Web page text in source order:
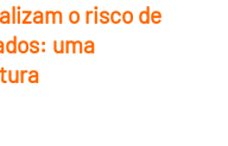
o risco de
uma